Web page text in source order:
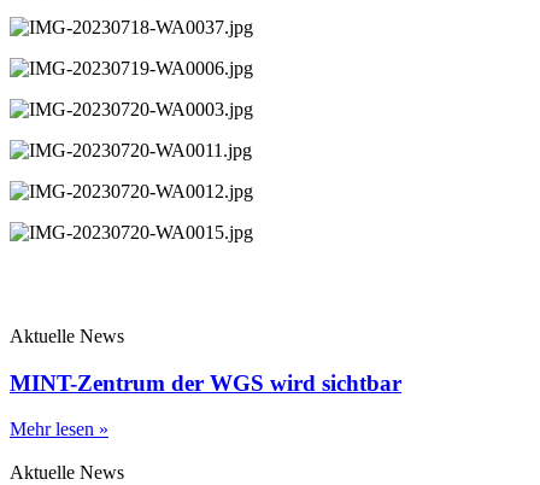
Aktuelle News
MINT-Zentrum der WGS wird sichtbar
Mehr lesen »
Aktuelle News